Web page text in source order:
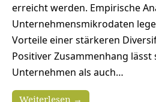
erreicht werden. Empirische
Unternehmensmikrodaten
Vorteile einer stärkeren
Positiver Zusammenhang
Unternehmen als auch…
Weiterlesen →